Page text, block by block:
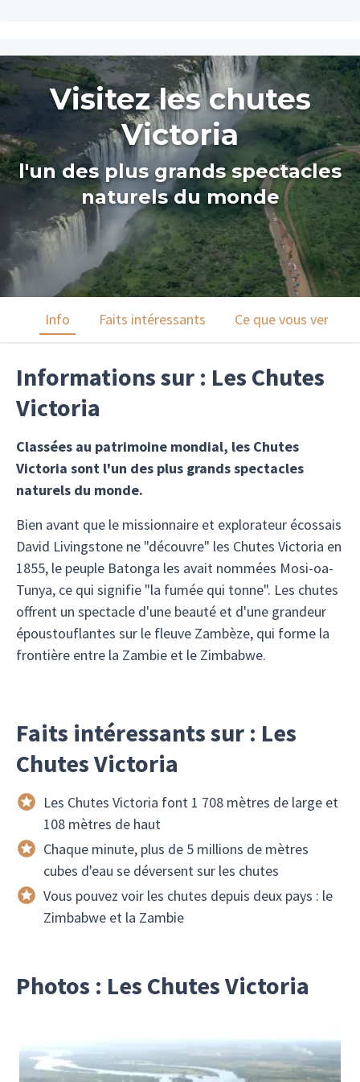
Visitez les chutes
Victoria
l'un des plus grands spectacles
naturels du monde
Info Faits intéressants Ce que vous verrez
Informations sur : Les Chutes
Victoria
Classées au patrimoine mondial, les Chutes
Victoria sont l'un des plus grands spectacles
naturels du monde.
Bien avant que le missionnaire et explorateur écossais
David Livingstone ne "découvre" les Chutes Victoria en
1855, le peuple Batonga les avait nommées Mosi-oa-
Tunya, ce qui signifie "la fumée qui tonne". Les chutes
offrent un spectacle d'une beauté et d'une grandeur
époustouflantes sur le fleuve Zambèze, qui forme la
frontière entre la Zambie et le Zimbabwe.
Faits intéressants sur : Les
Chutes Victoria
Les Chutes Victoria font 1 708 mètres de large et
108 mètres de haut
Chaque minute, plus de 5 millions de mètres
cubes d'eau se déversent sur les chutes
Vous pouvez voir les chutes depuis deux pays : le
Zimbabwe et la Zambie
Photos : Les Chutes Victoria